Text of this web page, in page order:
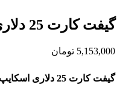
گیفت کارت 25 دلاری اسکایپ skype
5,153,000 تومان
گیفت کارت 25 دلاری اسکایپ skype